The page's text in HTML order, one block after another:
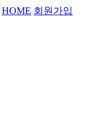
HOME 회원가입